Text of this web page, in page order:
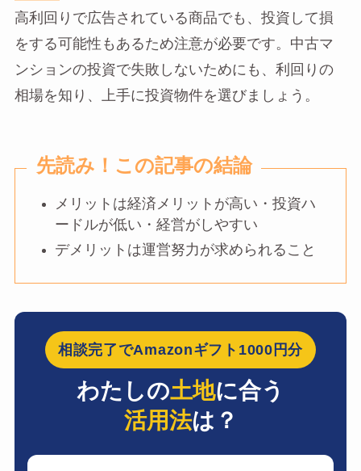
高利回りで広告されている商品でも、投資して損
をする可能性もあるため注意が必要です。中古マ
ンションの投資で失敗しないためにも、利回りの
相場を知り、上手に投資物件を選びましょう。
先読み！この記事の結論
メリットは経済メリットが高い・投資ハ
ードルが低い・経営がしやすい
デメリットは運営努力が求められること
相談完了でAmazonギフト1000円分
わたしの土地に合う
活用法は？